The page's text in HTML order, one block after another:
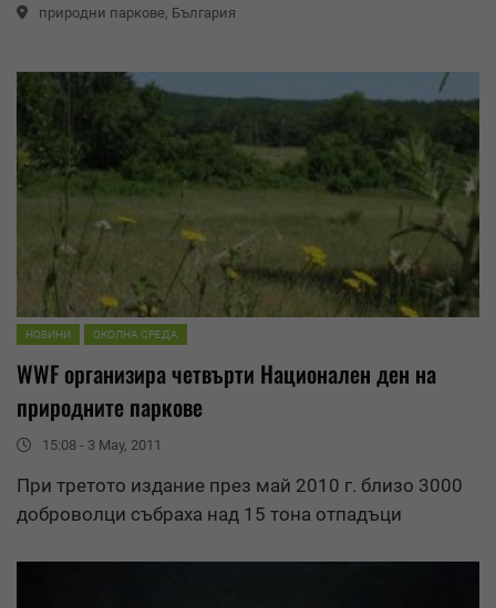
природни паркове, България
НОВИНИ ОКОЛНА СРЕДА
WWF организира четвърти Национален ден на
природните паркове
15:08 - 3 May, 2011
При третото издание през май 2010 г. близо 3000
доброволци събраха над 15 тона отпадъци